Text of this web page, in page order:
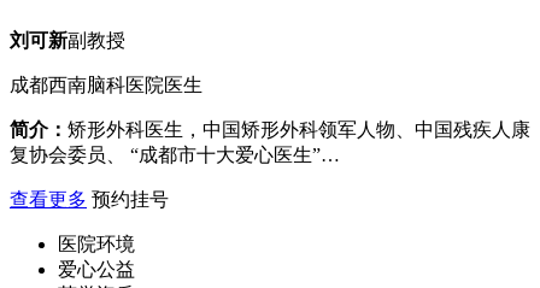
刘可新副教授
成都西南脑科医院医生
简介： 矫形外科医生，中国矫形外科领军人物、中国残疾人康
复协会委员、 “成都市十大爱心医生”…
查看更多 预约挂号
医院环境
爱心公益